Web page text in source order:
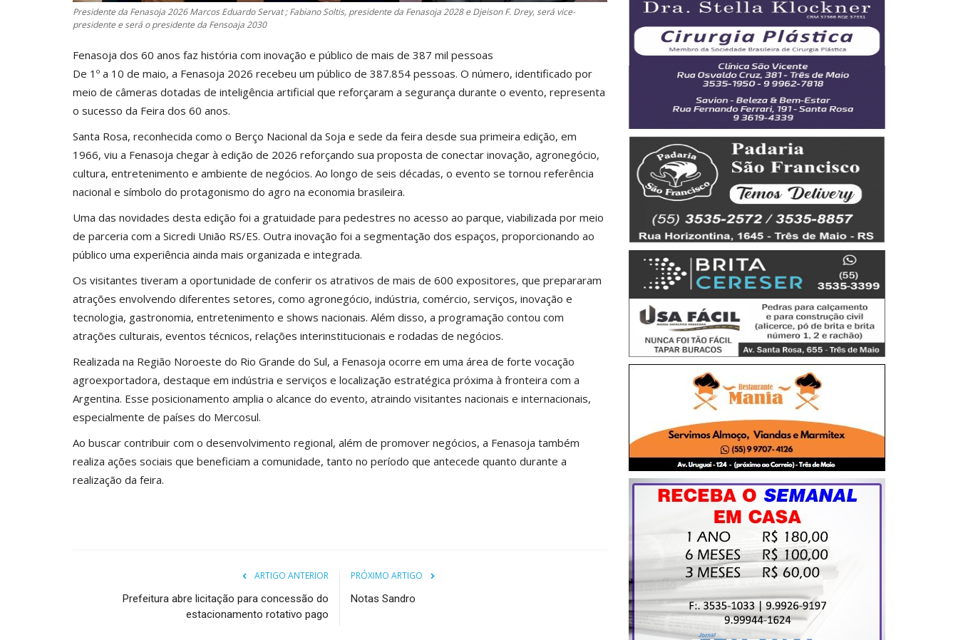
Presidente da Fenasoja 2026 Marcos Eduardo Servat ; Fabiano Soltis, presidente da Fenasoja 2028 e Djeison F. Drey, será vice-
presidente e será o presidente da Fensoaja 2030
Fenasoja dos 60 anos faz história com inovação e público de mais de 387 mil pessoas
De 1º a 10 de maio, a Fenasoja 2026 recebeu um público de 387.854 pessoas. O número, identificado por
meio de câmeras dotadas de inteligência artificial que reforçaram a segurança durante o evento, representa
o sucesso da Feira dos 60 anos.
Santa Rosa, reconhecida como o Berço Nacional da Soja e sede da feira desde sua primeira edição, em
1966, viu a Fenasoja chegar à edição de 2026 reforçando sua proposta de conectar inovação, agronegócio,
cultura, entretenimento e ambiente de negócios. Ao longo de seis décadas, o evento se tornou referência
nacional e símbolo do protagonismo do agro na economia brasileira.
Uma das novidades desta edição foi a gratuidade para pedestres no acesso ao parque, viabilizada por meio
de parceria com a Sicredi União RS/ES. Outra inovação foi a segmentação dos espaços, proporcionando ao
público uma experiência ainda mais organizada e integrada.
Os visitantes tiveram a oportunidade de conferir os atrativos de mais de 600 expositores, que prepararam
atrações envolvendo diferentes setores, como agronegócio, indústria, comércio, serviços, inovação e
tecnologia, gastronomia, entretenimento e shows nacionais. Além disso, a programação contou com
atrações culturais, eventos técnicos, relações interinstitucionais e rodadas de negócios.
Realizada na Região Noroeste do Rio Grande do Sul, a Fenasoja ocorre em uma área de forte vocação
agroexportadora, destaque em indústria e serviços e localização estratégica próxima à fronteira com a
Argentina. Esse posicionamento amplia o alcance do evento, atraindo visitantes nacionais e internacionais,
especialmente de países do Mercosul.
Ao buscar contribuir com o desenvolvimento regional, além de promover negócios, a Fenasoja também
realiza ações sociais que beneficiam a comunidade, tanto no período que antecede quanto durante a
realização da feira.
ARTIGO ANTERIOR
Prefeitura abre licitação para concessão do
estacionamento rotativo pago
PRÓXIMO ARTIGO
Notas Sandro